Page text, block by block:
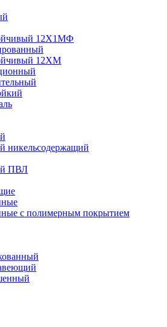
12Х1МФ
12ХМ
никельсодержащий
ПВЛ
с полимерным покрытием